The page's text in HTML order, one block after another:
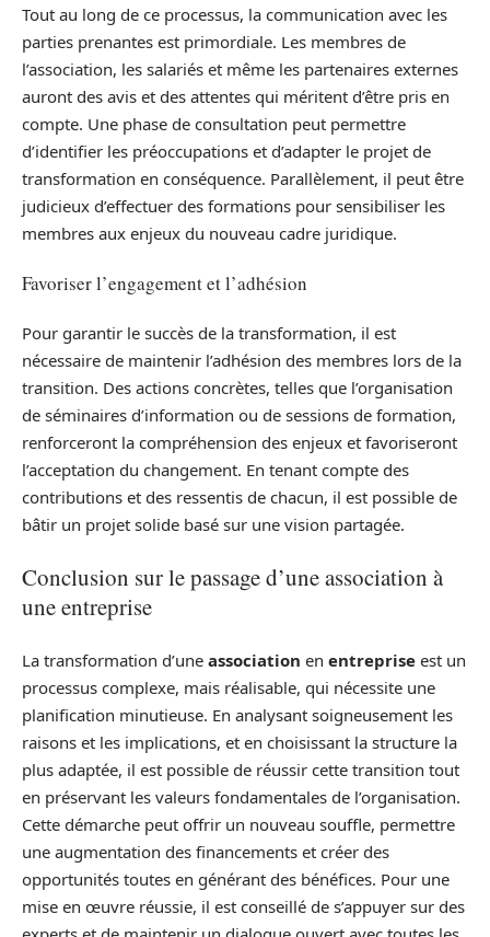
Tout au long de ce processus, la communication avec les
parties prenantes est primordiale. Les membres de
l’association, les salariés et même les partenaires externes
auront des avis et des attentes qui méritent d’être pris en
compte. Une phase de consultation peut permettre
d’identifier les préoccupations et d’adapter le projet de
transformation en conséquence. Parallèlement, il peut être
judicieux d’effectuer des formations pour sensibiliser les
membres aux enjeux du nouveau cadre juridique.
Favoriser l’engagement et l’adhésion
Pour garantir le succès de la transformation, il est
nécessaire de maintenir l’adhésion des membres lors de la
transition. Des actions concrètes, telles que l’organisation
de séminaires d’information ou de sessions de formation,
renforceront la compréhension des enjeux et favoriseront
l’acceptation du changement. En tenant compte des
contributions et des ressentis de chacun, il est possible de
bâtir un projet solide basé sur une vision partagée.
Conclusion sur le passage d’une association à
une entreprise
La transformation d’une association en entreprise est un
processus complexe, mais réalisable, qui nécessite une
planification minutieuse. En analysant soigneusement les
raisons et les implications, et en choisissant la structure la
plus adaptée, il est possible de réussir cette transition tout
en préservant les valeurs fondamentales de l’organisation.
Cette démarche peut offrir un nouveau souffle, permettre
une augmentation des financements et créer des
opportunités toutes en générant des bénéfices. Pour une
mise en œuvre réussie, il est conseillé de s’appuyer sur des